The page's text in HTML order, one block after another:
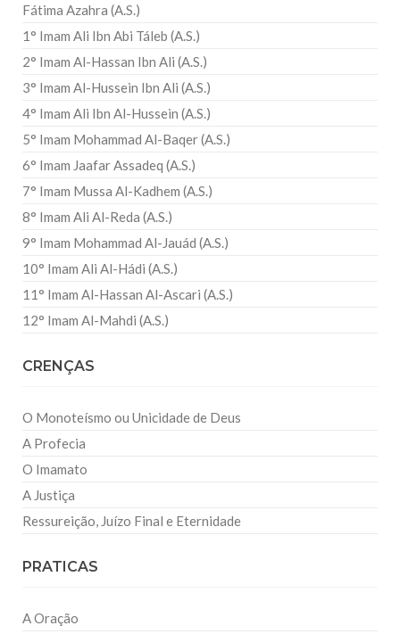
Fátima Azahra (A.S.)
1° Imam Ali Ibn Abi Táleb (A.S.)
2° Imam Al-Hassan Ibn Ali (A.S.)
3° Imam Al-Hussein Ibn Ali (A.S.)
4° Imam Ali Ibn Al-Hussein (A.S.)
5° Imam Mohammad Al-Baqer (A.S.)
6° Imam Jaafar Assadeq (A.S.)
7° Imam Mussa Al-Kadhem (A.S.)
8° Imam Ali Al-Reda (A.S.)
9° Imam Mohammad Al-Jauád (A.S.)
10° Imam Ali Al-Hádi (A.S.)
11° Imam Al-Hassan Al-Ascari (A.S.)
12° Imam Al-Mahdi (A.S.)
CRENÇAS
O Monoteísmo ou Unicidade de Deus
A Profecia
O Imamato
A Justiça
Ressureição, Juízo Final e Eternidade
PRATICAS
A Oração